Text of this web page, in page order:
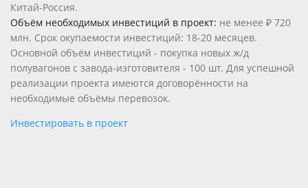
Китай-Россия.
Объём необходимых инвестиций в проект: не менее ₽ 720
млн. Срок окупаемости инвестиций: 18-20 месяцев.
Основной объём инвестиций - покупка новых ж/д
полувагонов с завода-изготовителя - 100 шт. Для успешной
реализации проекта имеются договорённости на
необходимые объёмы перевозок.
Инвестировать в проект